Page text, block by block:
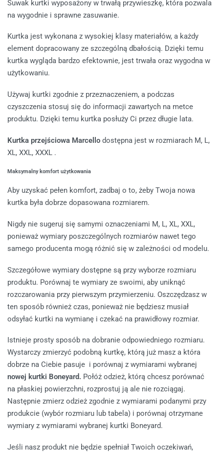
Suwak kurtki wyposażony w trwałą przywieszkę, która pozwala
na wygodnie i sprawne zasuwanie.
Kurtka jest wykonana z wysokiej klasy materiałów, a każdy
element dopracowany ze szczególną dbałością. Dzięki temu
kurtka wygląda bardzo efektownie, jest trwała oraz wygodna w
użytkowaniu.
Używaj kurtki zgodnie z przeznaczeniem, a podczas
czyszczenia stosuj się do informacji zawartych na metce
produktu. Dzięki temu kurtka posłuży Ci przez długie lata.
Kurtka przejściowa Marcello dostępna jest w rozmiarach M, L,
XL, XXL, XXXL .
Maksymalny komfort użytkowania
Aby uzyskać pełen komfort, zadbaj o to, żeby Twoja nowa
kurtka była dobrze dopasowana rozmiarem.
Nigdy nie sugeruj się samymi oznaczeniami M, L, XL, XXL,
ponieważ wymiary poszczególnych rozmiarów nawet tego
samego producenta mogą różnić się w zależności od modelu.
Szczegółowe wymiary dostępne są przy wyborze rozmiaru
produktu. Porównaj te wymiary ze swoimi, aby uniknąć
rozczarowania przy pierwszym przymierzeniu. Oszczędzasz w
ten sposób również czas, ponieważ nie będziesz musiał
odsyłać kurtki na wymianę i czekać na prawidłowy rozmiar.
Istnieje prosty sposób na dobranie odpowiedniego rozmiaru.
Wystarczy zmierzyć podobną kurtkę, którą już masz a która
dobrze na Ciebie pasuje i porównaj z wymiarami wybranej
nowej kurtki Boneyard. Połóż odzież, którą chcesz porównać
na płaskiej powierzchni, rozprostuj ją ale nie rozciągaj.
Następnie zmierz odzież zgodnie z wymiarami podanymi przy
produkcie (wybór rozmiaru lub tabela) i porównaj otrzymane
wymiary z wymiarami wybranej kurtki Boneyard.
Jeśli nasz produkt nie będzie spełniał Twoich oczekiwań,